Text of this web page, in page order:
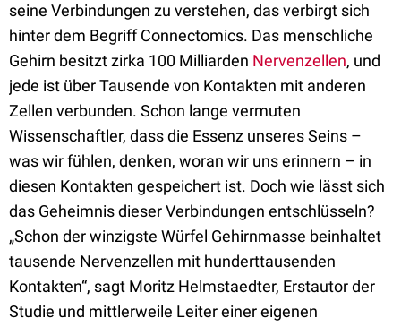
seine Verbindungen zu verstehen, das verbirgt sich
hinter dem Begriff Connectomics. Das menschliche
Gehirn besitzt zirka 100 Milliarden Nervenzellen, und
jede ist über Tausende von Kontakten mit anderen
Zellen verbunden. Schon lange vermuten
Wissenschaftler, dass die Essenz unseres Seins –
was wir fühlen, denken, woran wir uns erinnern – in
diesen Kontakten gespeichert ist. Doch wie lässt sich
das Geheimnis dieser Verbindungen entschlüsseln?
„Schon der winzigste Würfel Gehirnmasse beinhaltet
tausende Nervenzellen mit hunderttausenden
Kontakten“, sagt Moritz Helmstaedter, Erstautor der
Studie und mittlerweile Leiter einer eigenen